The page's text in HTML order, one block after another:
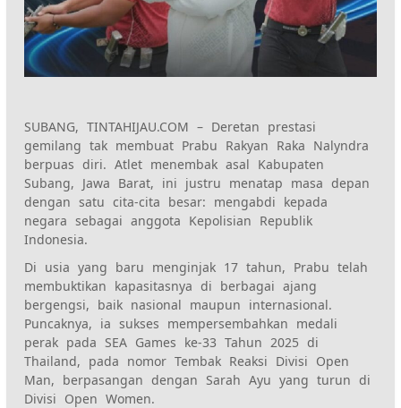
SUBANG, TINTAHIJAU.COM – Deretan prestasi
gemilang tak membuat Prabu Rakyan Raka Nalyndra
berpuas diri. Atlet menembak asal Kabupaten
Subang, Jawa Barat, ini justru menatap masa depan
dengan satu cita-cita besar: mengabdi kepada
negara sebagai anggota Kepolisian Republik
Indonesia.
Di usia yang baru menginjak 17 tahun, Prabu telah
membuktikan kapasitasnya di berbagai ajang
bergengsi, baik nasional maupun internasional.
Puncaknya, ia sukses mempersembahkan medali
perak pada SEA Games ke-33 Tahun 2025 di
Thailand, pada nomor Tembak Reaksi Divisi Open
Man, berpasangan dengan Sarah Ayu yang turun di
Divisi Open Women.